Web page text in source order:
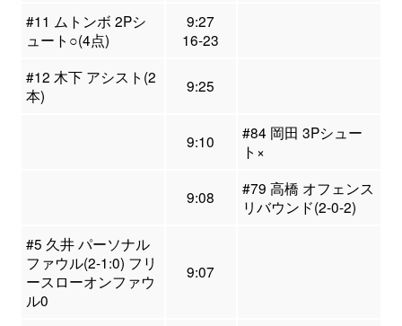
#11 ムトンボ 2Pシ
ュート○(4点)
9:27
16-23
#12 木下 アシスト(2
本)
9:25
9:10
#84 岡田 3Pシュー
ト×
9:08
#79 高橋 オフェンス
リバウンド(2-0-2)
#5 久井 パーソナル
ファウル(2-1:0) フリ
ースローオンファウ
ル0
9:07